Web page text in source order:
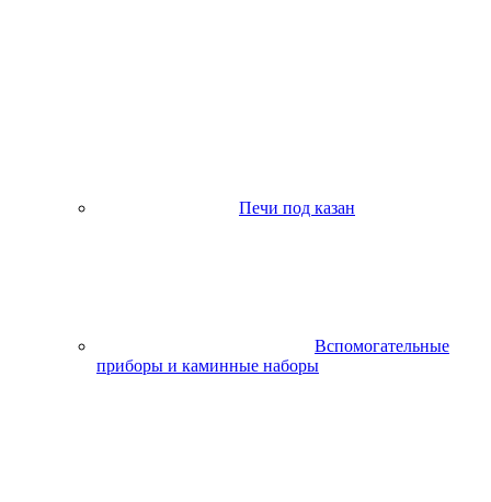
Печи под казан
Вспомогательные
приборы и каминные наборы